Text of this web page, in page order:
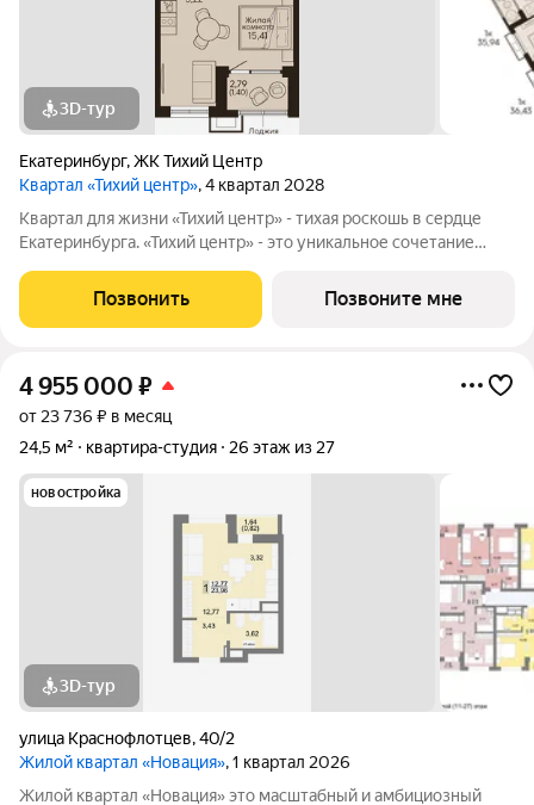
3D-тур
Екатеринбург,ЖК Тихий Центр
Квартал «Тихий центр», 4 квартал 2028
Квартал для жизни «Тихий центр» - тихая роскошь в сердце
Екатеринбурга. «Тихий центр» - это уникальное сочетание
инфраструктуры. Соседство с главными
достопримечательностями, лучшими ресторанами и
Позвонить Позвоните мне
4 955 000 ₽
от 23 736 ₽ в месяц
24,5 м²
квартира-студия 26 этаж из 27
новостройка
3D-тур
улица Краснофлотцев,40/2
Жилой квартал «Новация», 1 квартал 2026
Жилой квартал «Новация» это масштабный и амбициозный